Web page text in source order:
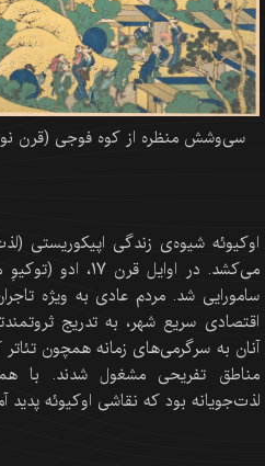
سی‌وشش منظره از کوه فوجی (قرن
اوکیوئه شیوه‌ی زندگی اپیکوریستی
می‌کشد. در اوایل
سامورایی شد. مردم عادی به ویژه
اقتصادی سریع شهر، به تدریج
آنان به سرگرمی‌های زمانه همچون
مناطق تفریحی مشغول شدند. با
لذت‌جویانه بود که نقاشی اوکیوئه پدید